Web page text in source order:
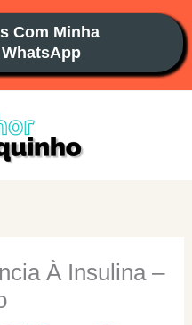
Com Minha
À Insulina –